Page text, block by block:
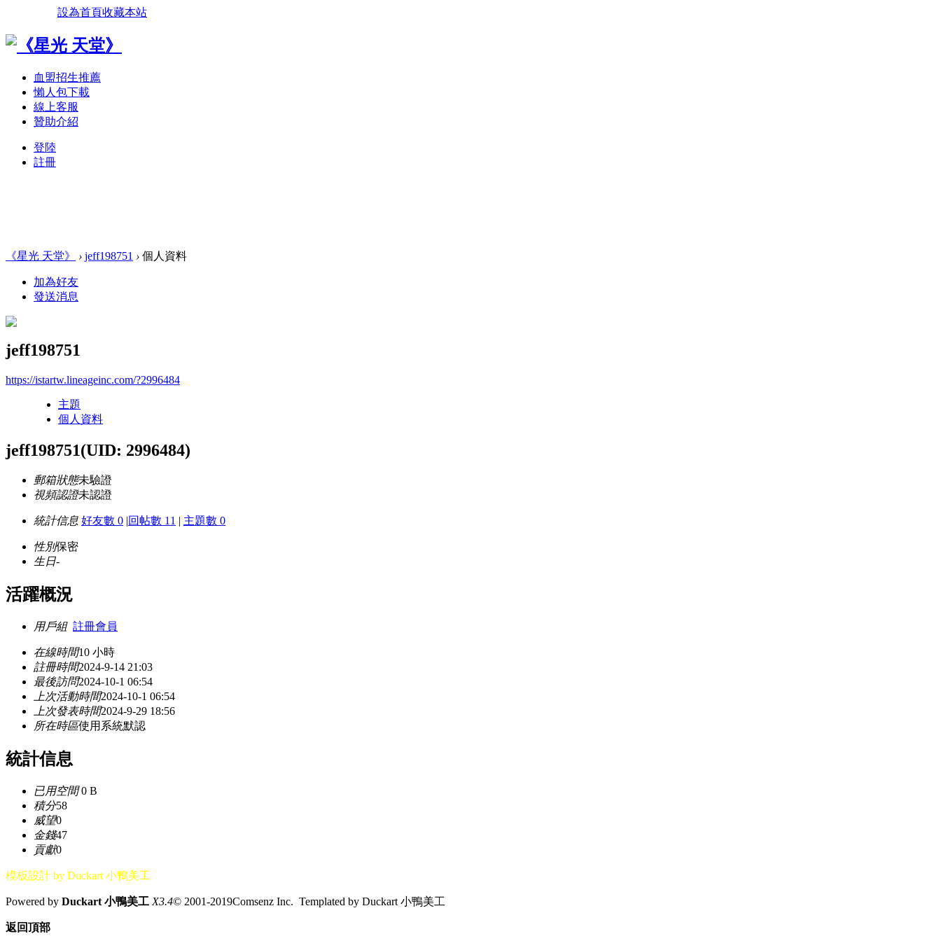
設為首頁收藏本站
血盟招生推薦
懶人包下載
線上客服
贊助介紹
登陸
註冊
《星光 天堂》 › jeff198751 › 個人資料
加為好友
發送消息
jeff198751
https://istartw.lineageinc.com/?2996484
主題
個人資料
jeff198751(UID: 2996484)
郵箱狀態未驗證
視頻認證未認證
統計信息 好友數 0 |回帖數 11 | 主題數 0
性別保密
生日-
活躍概況
用戶組 註冊會員
在線時間10 小時
註冊時間2024-9-14 21:03
最後訪問2024-10-1 06:54
上次活動時間2024-10-1 06:54
上次發表時間2024-9-29 18:56
所在時區使用系統默認
統計信息
已用空間0 B
積分58
威望0
金錢47
貢獻0
模板設計 by Duckart 小鴨美工
Powered by Duckart 小鴨美工 X3.4© 2001-2019Comsenz Inc. Templated by Duckart 小鴨美工
返回頂部